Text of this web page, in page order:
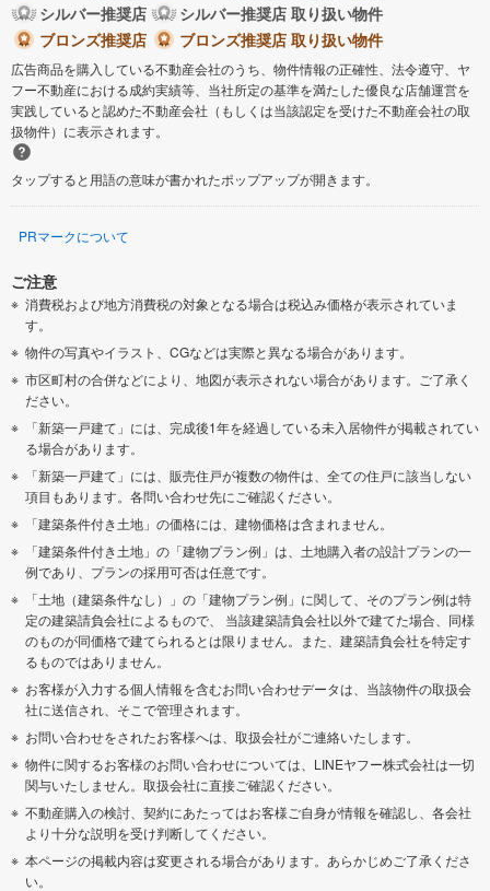
シルバー推奨店
シルバー推奨店 取り扱い物件
ブロンズ推奨店
ブロンズ推奨店 取り扱い物件
広告商品を購入している不動産会社のうち、物件情報の正確性、法令遵守、ヤ
フー不動産における成約実績等、当社所定の基準を満たした優良な店舗運営を
実践していると認めた不動産会社（もしくは当該認定を受けた不動産会社の取
扱物件）に表示されます。
タップすると用語の意味が書かれたポップアップが開きます。
PRマークについて
ご注意
消費税および地方消費税の対象となる場合は税込み価格が表示されていま
す。
物件の写真やイラスト、CGなどは実際と異なる場合があります。
市区町村の合併などにより、地図が表示されない場合があります。ご了承く
ださい。
「新築一戸建て」には、完成後1年を経過している未入居物件が掲載されてい
る場合があります。
「新築一戸建て」には、販売住戸が複数の物件は、全ての住戸に該当しない
項目もあります。各問い合わせ先にご確認ください。
「建築条件付き土地」の価格には、建物価格は含まれません。
「建築条件付き土地」の「建物プラン例」は、土地購入者の設計プランの一
例であり、プランの採用可否は任意です。
「土地（建築条件なし）」の「建物プラン例」に関して、そのプラン例は特
定の建築請負会社によるもので、 当該建築請負会社以外で建てた場合、同様
のものが同価格で建てられるとは限りません。また、建築請負会社を特定す
るものではありません。
お客様が入力する個人情報を含むお問い合わせデータは、当該物件の取扱会
社に送信され、そこで管理されます。
お問い合わせをされたお客様へは、取扱会社がご連絡いたします。
物件に関するお客様のお問い合わせについては、LINEヤフー株式会社は一切
関与いたしません。取扱会社に直接ご確認ください。
不動産購入の検討、契約にあたってはお客様ご自身が情報を確認し、各会社
より十分な説明を受け判断してください。
本ページの掲載内容は変更される場合があります。あらかじめご了承くださ
い。